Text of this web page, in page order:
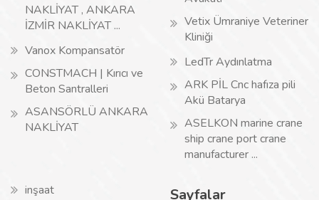
NAKLİYAT , ANKARA
İZMİR NAKLİYAT ...
Vanox Kompansatör
CONSTMACH | Kırıcı ve
Beton Santralleri
ASANSÖRLÜ ANKARA
NAKLİYAT
Vetix Ümraniye Veteriner
Kliniği
LedTr Aydınlatma
ARK PİL Cnc hafıza pili
Akü Batarya
ASELKON marine crane
ship crane port crane
manufacturer ...
inşaat
Sayfalar